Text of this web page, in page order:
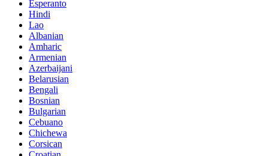
Esperanto
Hindi
Lao
Albanian
Amharic
Armenian
Azerbaijani
Belarusian
Bengali
Bosnian
Bulgarian
Cebuano
Chichewa
Corsican